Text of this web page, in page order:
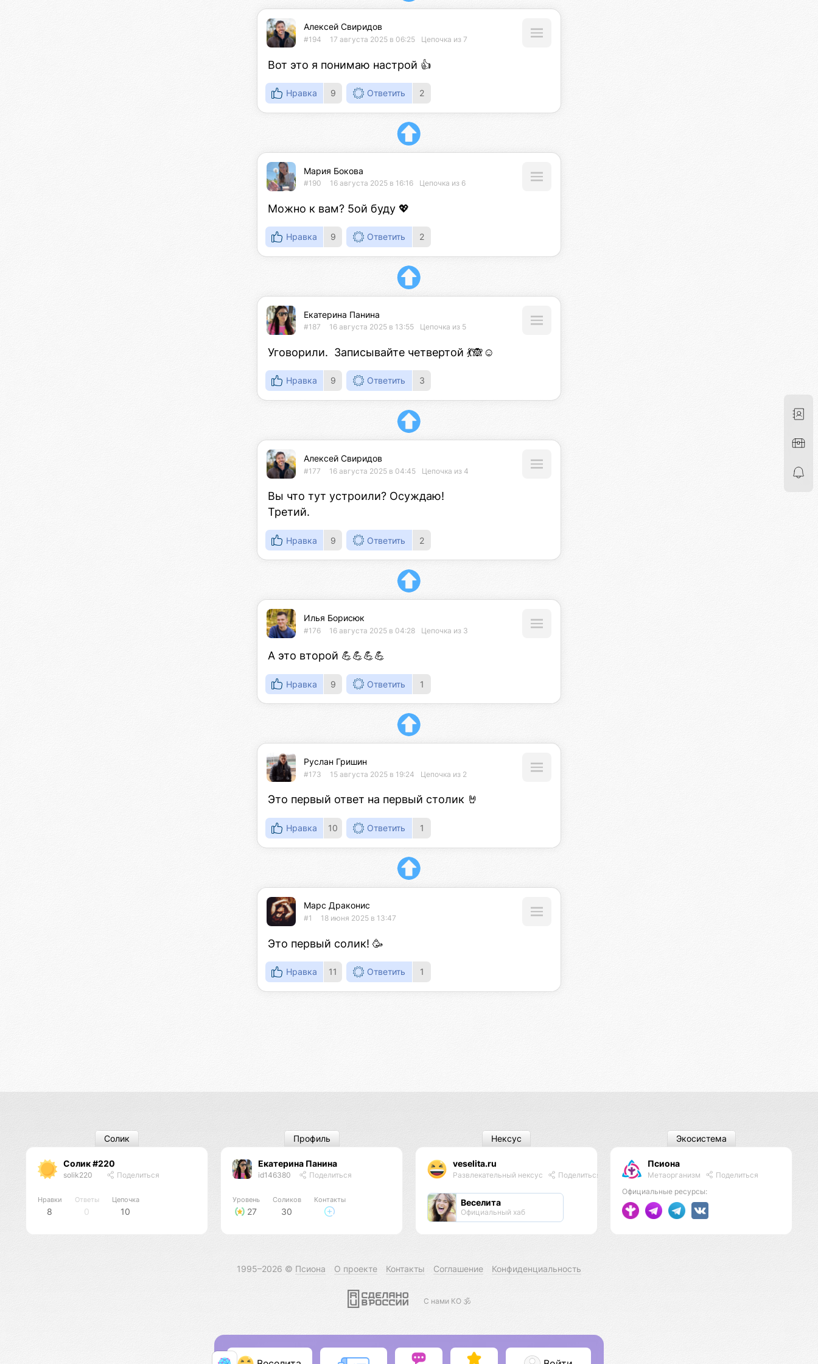
Алексей Свиридов
#194 17 августа 2025 в 06:25 Цепочка из 7
Вот это я понимаю настрой 👍
Нравка 9 Ответить 2
Мария Бокова
#190 16 августа 2025 в 16:16 Цепочка из 6
Можно к вам? 5ой буду 💖
Нравка 9 Ответить 2
Екатерина Панина
#187 16 августа 2025 в 13:55 Цепочка из 5
Уговорили.  Записывайте четвертой 💃🙈☺️
Нравка 9 Ответить 3
Алексей Свиридов
#177 16 августа 2025 в 04:45 Цепочка из 4
Вы что тут устроили? Осуждаю!
Третий.
Нравка 9 Ответить 2
Илья Борисюк
#176 16 августа 2025 в 04:28 Цепочка из 3
А это второй 💪💪💪💪
Нравка 9 Ответить 1
Руслан Гришин
#173 15 августа 2025 в 19:24 Цепочка из 2
Это первый ответ на первый столик 🤘
Нравка 10 Ответить 1
Марс Драконис
#1 18 июня 2025 в 13:47
Это первый солик! 🥳
Нравка 11 Ответить 1
Солик #220
solik220 Поделиться
Нравки
8
Ответы
0
Цепочка
10
Солик
Екатерина Панина
id146380 Поделиться
Уровень
27
Соликов
30
Контакты
Профиль
veselita.ru
Развлекательный нексус Поделиться
Веселита
Официальный хаб
Нексус
Псиона
Метаорганизм
Поделиться
Официальные ресурсы:
Экосистема
1995–2026 © Псиона О проекте Контакты Соглашение Конфиденциальность
С нами КО 🕉️